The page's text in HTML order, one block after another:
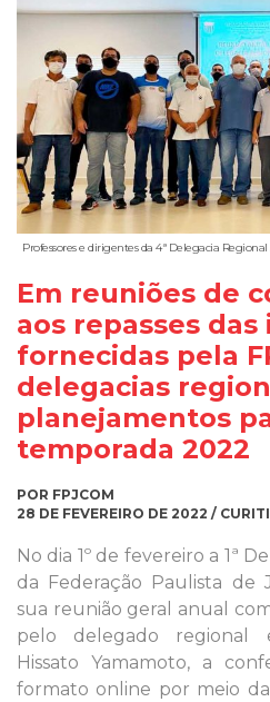
Professores e dirigentes da 4ª Delegacia
Em reuniões de
aos repasses
fornecidas pela
delegacias
planejamentos
temporada 2022
POR FPJCOM
28 DE FEVEREIRO DE 2022 /
No dia 1º de fevereiro a 1ª
da Federação Paulista de
sua reunião geral anual
pelo delegado regional
Hissato Yamamoto, a
formato online por meio